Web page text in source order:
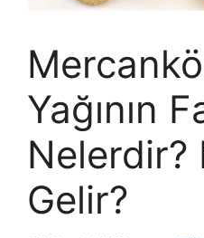
Yağının
Nelerdir?
Gelir?